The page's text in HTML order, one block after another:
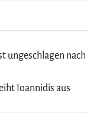
ungeschlagen nach
Ioannidis aus